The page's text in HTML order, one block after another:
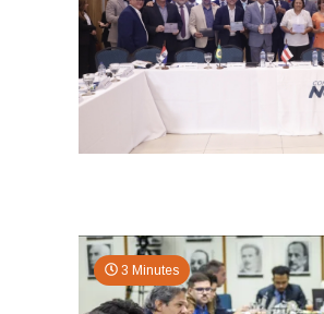
3 Minutes